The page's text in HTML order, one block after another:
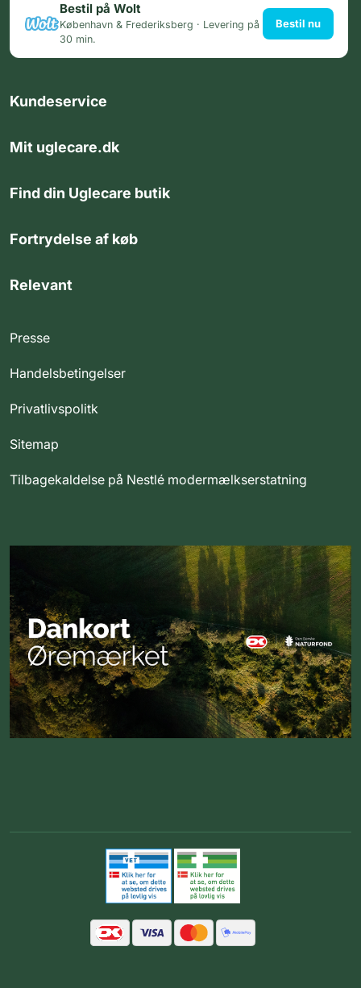
Bestil på Wolt
København & Frederiksberg · Levering på
30 min.
Bestil nu
Kundeservice
Mit uglecare.dk
Find din Uglecare butik
Fortrydelse af køb
Relevant
Presse
Handelsbetingelser
Privatlivspolitk
Sitemap
Tilbagekaldelse på Nestlé modermælkserstatning